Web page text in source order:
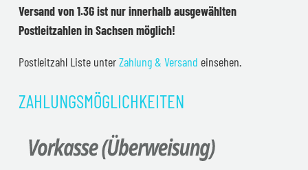
Versand von 1.3G ist nur innerhalb ausgewählten
Postleitzahlen in Sachsen möglich!
Postleitzahl Liste unterZahlung & Versand einsehen.
ZAHLUNGSMÖGLICHKEITEN